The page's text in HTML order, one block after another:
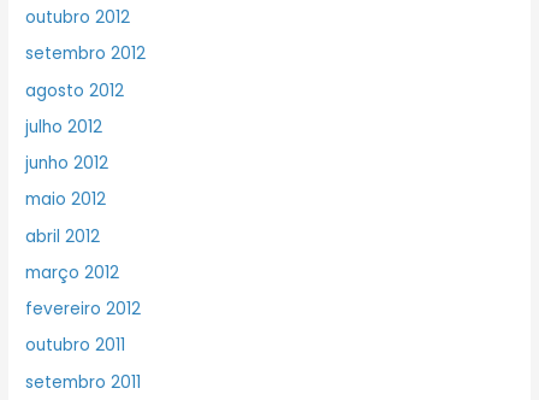
outubro 2012
setembro 2012
agosto 2012
julho 2012
junho 2012
maio 2012
abril 2012
março 2012
fevereiro 2012
outubro 2011
setembro 2011